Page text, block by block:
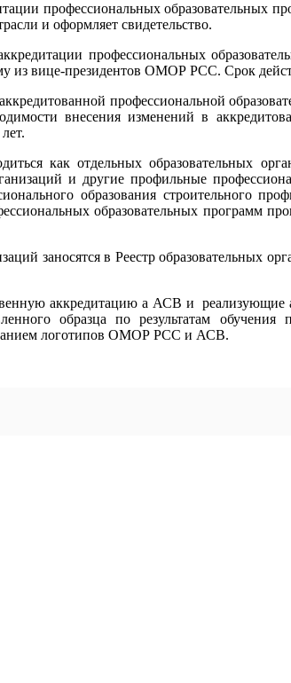
профессиональных
и оформляет свидетельство.
профессиональных
вице-президентов ОМОР РСС. Срок
профессиональной
внесения изменений в
как отдельных
и другие профильные
образования строительного
образовательных программ
заносятся в Реестр
аккредитацию а АСВ и
образца по результатам
логотипов ОМОР РСС и АСВ.